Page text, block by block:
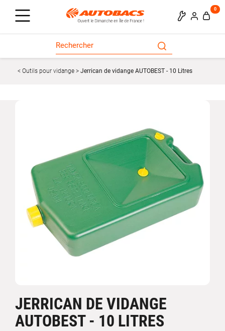
0
Outils pour vidange Jerrican de vidange AUTOBEST - 10 Litres
JERRICAN DE VIDANGE
AUTOBEST - 10 LITRES